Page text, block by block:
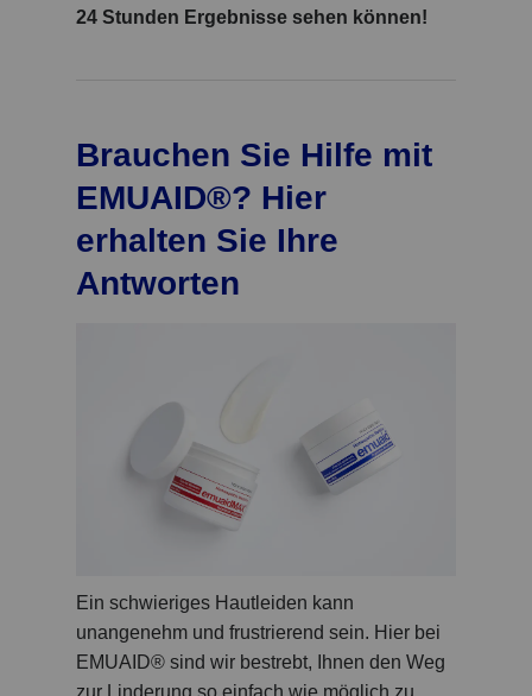
24 Stunden Ergebnisse sehen können!
Brauchen Sie Hilfe mit
EMUAID®? Hier
erhalten Sie Ihre
Antworten
Ein schwieriges Hautleiden kann
unangenehm und frustrierend sein. Hier bei
EMUAID® sind wir bestrebt, Ihnen den Weg